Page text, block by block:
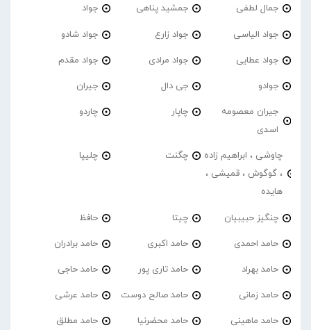
جمال لطفی جمشید پناهی جواد
جواد الیاسی جواد زارع جواد شادو
جواد عطایی جواد مرادی جواد مقدم
جوادو جی دال جیران
جیران معصومه
اسدی
چاپار چاردو
چاوشی ، ابراهیم زاده
، گوگوش ، قمیشی ،
هایده
چگنت چلیپا
چنگیز حبیبیان چیتا حافظ
حامد احمدی حامد اکبری حامد برادران
حامد بهراد حامد تاری پور حامد حاجی
حامد زمانی حامد صالح دوست حامد عرشی
حامد ماهینی حامد محضرنیا حامد مطلق